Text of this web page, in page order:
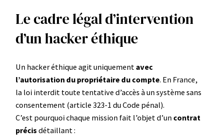
Le cadre légal d’intervention
d’un hacker éthique
Un hacker éthique agit uniquement avec
l’autorisation du propriétaire du compte. En France,
la loi interdit toute tentative d’accès à un système sans
consentement (article 323-1 du Code pénal).
C’est pourquoi chaque mission fait l’objet d’un contrat
précis détaillant :